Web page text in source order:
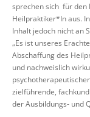
sprechen sich für den
Heilpraktiker*In aus.
Inhalt jedoch nicht an
„Es ist unseres
Abschaffung des
und nachweislich
zielführende,
der Ausbildungs- und